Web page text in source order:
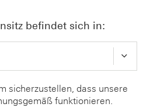
befindet sich in:
sicherzustellen, dass unsere
funktionieren.